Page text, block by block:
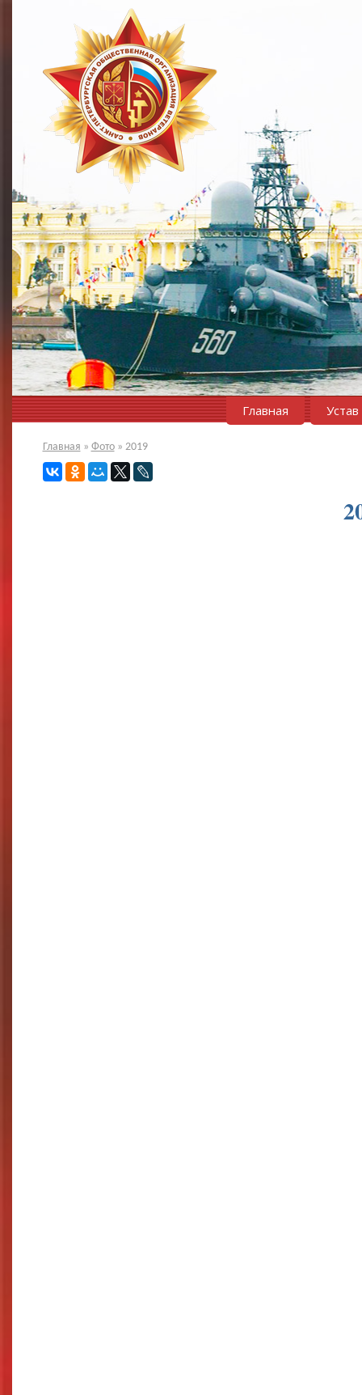
Главная Устав
Главная » Фото » 2019